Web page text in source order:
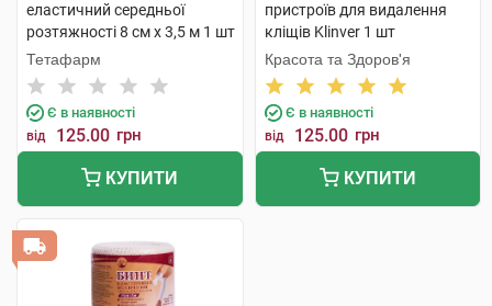
еластичний середньої
розтяжності 8 см х 3,5 м 1 шт
Тетафарм
Є в наявності
від 125.00 грн
КУПИТИ
пристроїв для видалення
кліщів Klinver 1 шт
Красота та Здоров'я
Є в наявності
від 125.00 грн
КУПИТИ